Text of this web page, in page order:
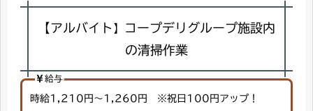
【アルバイト 】
コープデリグループ施設内
の清掃作業
給与
時給1,210円～1,260円 ※祝日100円アップ！